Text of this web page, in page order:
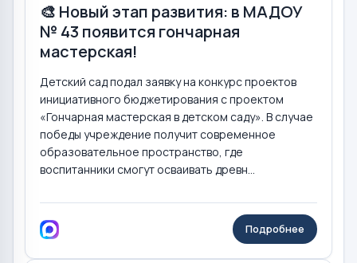
🎨 Новый этап развития: в МАДОУ
№ 43 появится гончарная
мастерская!
Детский сад подал заявку на конкурс проектов
инициативного бюджетирования с проектом
«Гончарная мастерская в детском саду». В случае
победы учреждение получит современное
образовательное пространство, где
воспитанники смогут осваивать древн...
Подробнее